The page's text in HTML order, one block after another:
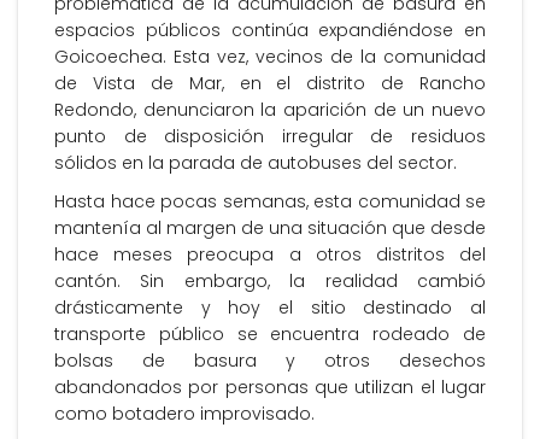
espacios públicos continúa expandiéndose en
Goicoechea. Esta vez, vecinos de la comunidad
de Vista de Mar, en el distrito de Rancho
Redondo, denunciaron la aparición de un nuevo
punto de disposición irregular de residuos
sólidos en la parada de autobuses del sector.
Hasta hace pocas semanas, esta comunidad se
mantenía al margen de una situación que desde
hace meses preocupa a otros distritos del
cantón. Sin embargo, la realidad cambió
drásticamente y hoy el sitio destinado al
transporte público se encuentra rodeado de
bolsas de basura y otros desechos
abandonados por personas que utilizan el lugar
como botadero improvisado.